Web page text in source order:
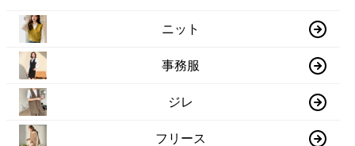
ニット
事務服
ジレ
フリース